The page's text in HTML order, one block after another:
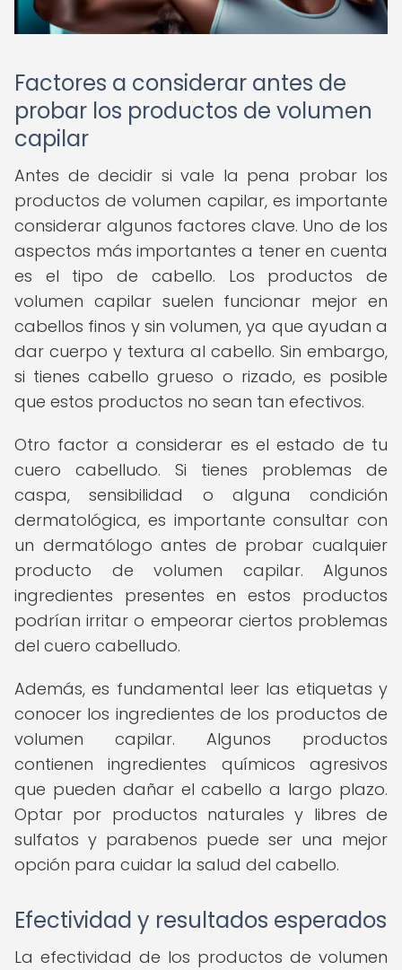
Factores a considerar antes de
probar los productos de volumen
capilar
Antes de decidir si vale la pena probar los
productos de volumen capilar, es importante
considerar algunos factores clave. Uno de los
aspectos más importantes a tener en cuenta
es el tipo de cabello. Los productos de
volumen capilar suelen funcionar mejor en
cabellos finos y sin volumen, ya que ayudan a
dar cuerpo y textura al cabello. Sin embargo,
si tienes cabello grueso o rizado, es posible
que estos productos no sean tan efectivos.
Otro factor a considerar es el estado de tu
cuero cabelludo. Si tienes problemas de
caspa, sensibilidad o alguna condición
dermatológica, es importante consultar con
un dermatólogo antes de probar cualquier
producto de volumen capilar. Algunos
ingredientes presentes en estos productos
podrían irritar o empeorar ciertos problemas
del cuero cabelludo.
Además, es fundamental leer las etiquetas y
conocer los ingredientes de los productos de
volumen capilar. Algunos productos
contienen ingredientes químicos agresivos
que pueden dañar el cabello a largo plazo.
Optar por productos naturales y libres de
sulfatos y parabenos puede ser una mejor
opción para cuidar la salud del cabello.
Efectividad y resultados esperados
La efectividad de los productos de volumen